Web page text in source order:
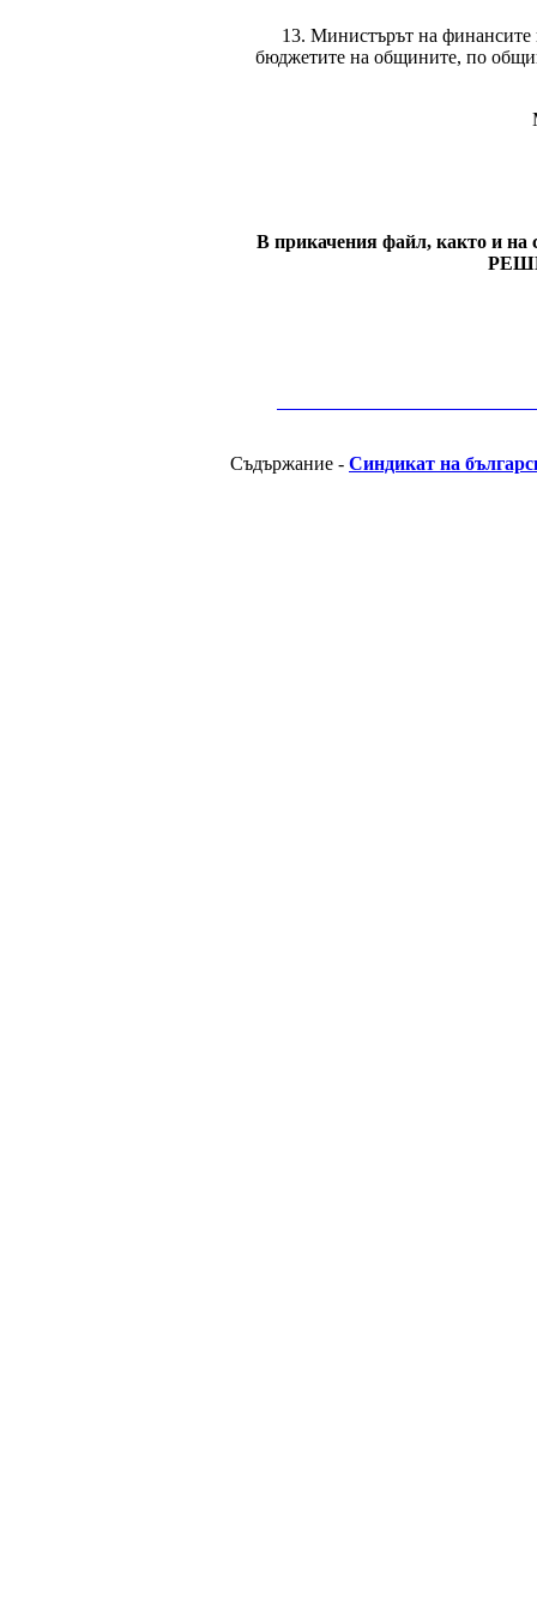
13. Министърът на финансите
бюджетите на общините, по
В прикачения файл, както и
Съдържание - Синдикат на